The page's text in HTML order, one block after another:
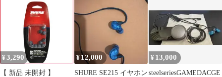
¥ 3,290
【 新品 未開封 】
¥ 12,000
SHURE SE215 イヤホン
¥ 13,000
steelseriesGAMEDACGE